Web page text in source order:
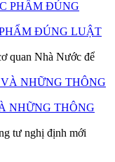
ĐÚNG LUẬT
quan Nhà Nước để
NHỮNG THÔNG
tư nghị định mới